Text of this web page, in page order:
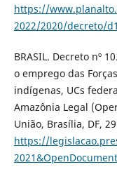
https://
2022/2020/decreto/
BRASIL. Decreto nº
o emprego das
indígenas, UCs
Amazônia Legal
União, Brasília, DF,
https://
2021&OpenDocument